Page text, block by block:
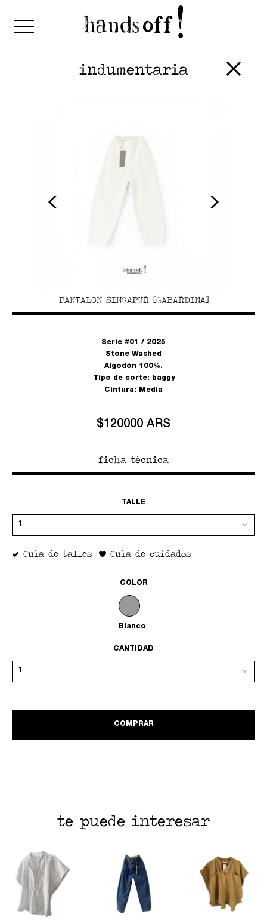
indumentaria
PANTALON SINGAPUR [GABARDINA]
Serie #01 / 2025
Stone Washed
Algodón 100%.
Tipo de corte: baggy
Cintura: Media
$120000 ARS
ficha técnica
TALLE
Guía de talles Guía de cuidados
COLOR
Blanco
CANTIDAD
COMPRAR
te puede interesar